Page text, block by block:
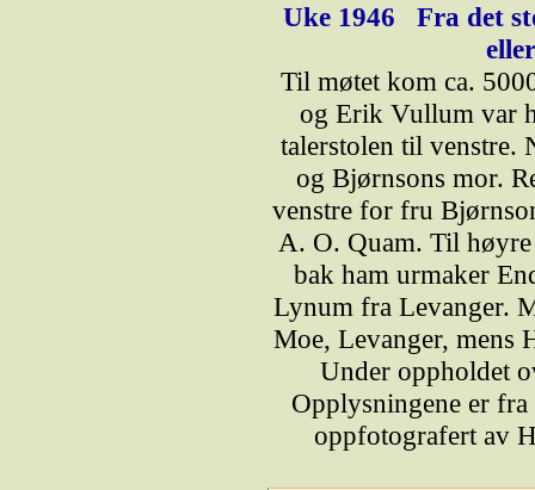
Uke 1946
Fra det
Til møtet kom ca.
og Erik Vullum var
talerstolen til
og Bjørnsons mor.
venstre for fru
A. O. Quam. Til
bak ham urmaker
Lynum fra Levanger.
Moe, Levanger, mens
Under oppholdet
Opplysningene er
oppfotografert av